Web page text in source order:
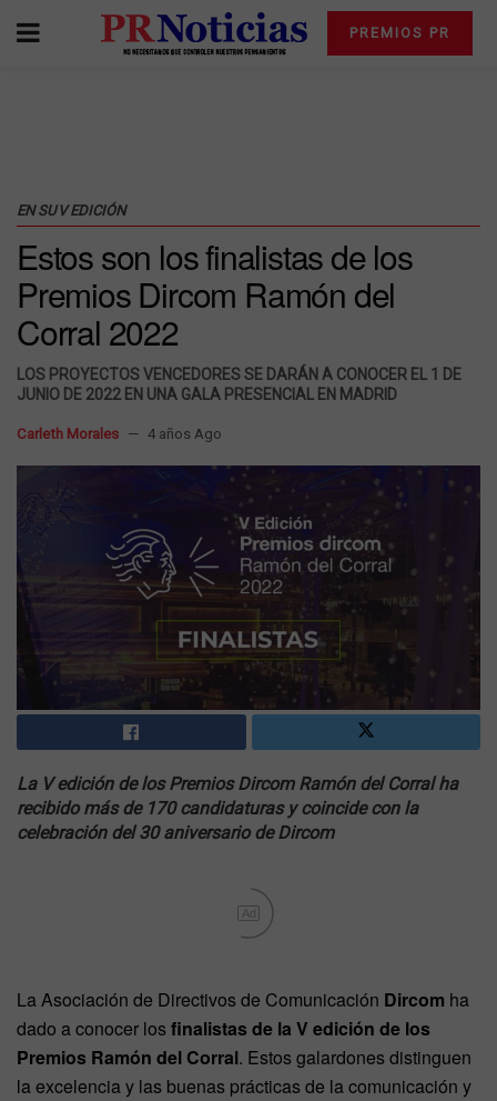
PREMIOS PR
EN SU V EDICIÓN
Estos son los finalistas de los
Premios Dircom Ramón del
Corral 2022
LOS PROYECTOS VENCEDORES SE DARÁN A CONOCER EL 1 DE
JUNIO DE 2022 EN UNA GALA PRESENCIAL EN MADRID
Carleth Morales 4 años Ago
La V edición de los Premios Dircom Ramón del Corral ha
recibido más de 170 candidaturas y coincide con la
celebración del 30 aniversario de Dircom
Ad
La Asociación de Directivos de Comunicación Dircom ha
dado a conocer losfinalistas de la V edición de los
Premios Ramón del Corral. Estos galardones distinguen
la excelencia y las buenas prácticas de la comunicación y